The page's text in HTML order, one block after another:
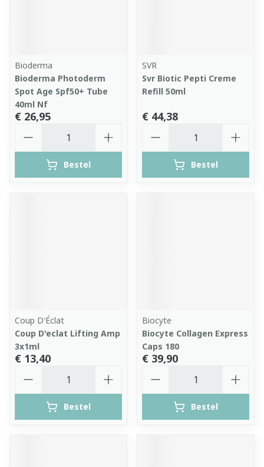
Bioderma
Bioderma Photoderm
Spot Age Spf50+ Tube
40ml Nf
€ 26,95
Bestel
SVR
Svr Biotic Pepti Creme
Refill 50ml
€ 44,38
Bestel
Coup D'Éclat
Coup D'eclat Lifting Amp
3x1ml
€ 13,40
Bestel
Biocyte
Biocyte Collagen Express
Caps 180
€ 39,90
Bestel